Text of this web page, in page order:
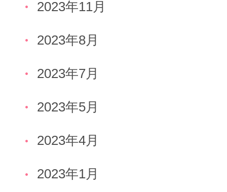
2023年11月
2023年8月
2023年7月
2023年5月
2023年4月
2023年1月